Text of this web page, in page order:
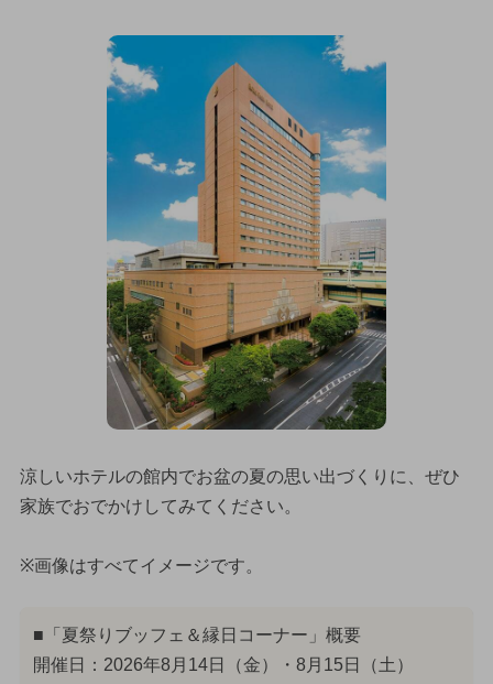
涼しいホテルの館内でお盆の夏の思い出づくりに、ぜひ
家族でおでかけしてみてください。
※画像はすべてイメージです。
■「夏祭りブッフェ＆縁日コーナー」概要
開催日：2026年8月14日（金）・8月15日（土）